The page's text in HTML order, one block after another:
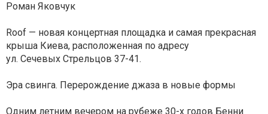
Роман Яковчук
Roof — новая концертная площадка и cамая прекрасная
крыша Киева, расположенная по адресу
ул. Сечевых Стрельцов 37-41.
Эра свинга. Перерождение джаза в новые формы
Одним летним вечером на рубеже 30-х годов Бенни